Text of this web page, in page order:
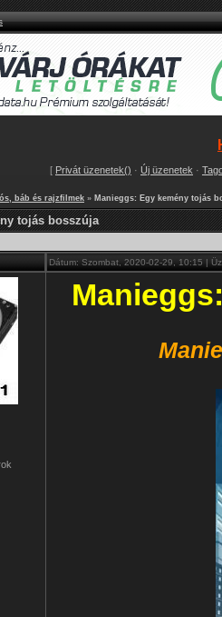
[ Privát üzenetek() · Új üzenetek ·
báb és rajzfilmek » Manieggs: Egy kemény tojás
tojás bosszúja
Dátum: Szombat, 2020-02-29, 10:15 |